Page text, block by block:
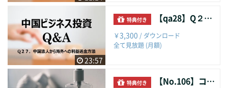
23:57
特典付き 【qa28】Q２７．中国法人から海外への利益送金方法
￥3,300 / ダウンロード
全て見放題 (月額)
特典付き 【No.106】コロナ規制の大幅な緩和と今後